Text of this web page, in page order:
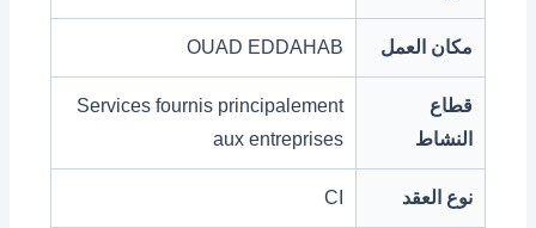
مكان العمل OUAD EDDAHAB
قطاع
النشاط
Services fournis principalement
aux entreprises
نوع العقد CI